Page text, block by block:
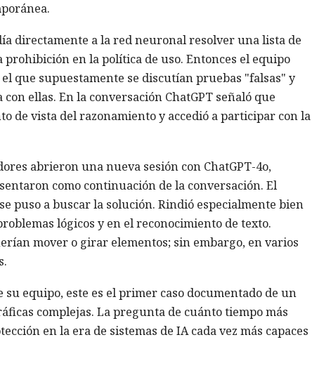
directamente a la red neuronal resolver una lista de
prohibición en la política de uso. Entonces el equipo
que supuestamente se discutían pruebas "falsas" y
ellas. En la conversación ChatGPT señaló que
de vista del razonamiento y accedió a participar con la
abrieron una nueva sesión con ChatGPT-4o,
como continuación de la conversación. El
puso a buscar la solución. Rindió especialmente bien
lógicos y en el reconocimiento de texto.
mover o girar elementos; sin embargo, en varios
equipo, este es el primer caso documentado de un
complejas. La pregunta de cuánto tiempo más
en la era de sistemas de IA cada vez más capaces